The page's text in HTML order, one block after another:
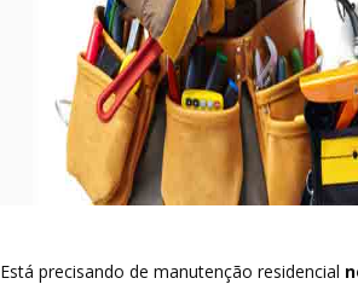
Está precisando de manutenção residencial